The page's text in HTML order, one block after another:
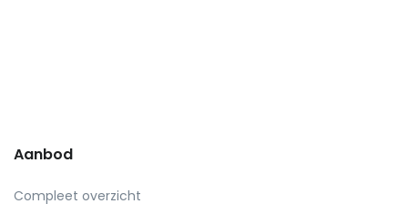
Aanbod
Compleet overzicht